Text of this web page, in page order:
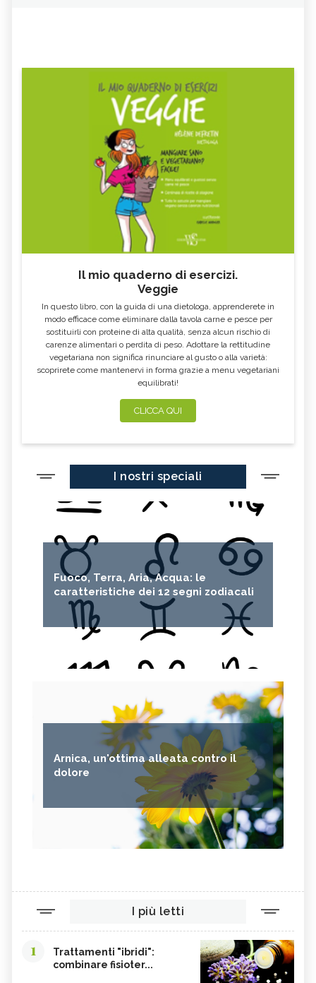
Il mio quaderno di esercizi.
Veggie
In questo libro, con la guida di una dietologa, apprenderete in
modo efficace come eliminare dalla tavola carne e pesce per
sostituirli con proteine di alta qualità, senza alcun rischio di
carenze alimentari o perdita di peso. Adottare la rettitudine
vegetariana non significa rinunciare al gusto o alla varietà:
scoprirete come mantenervi in forma grazie a menu vegetariani
equilibrati!
CLICCA QUI
I nostri speciali
Fuoco, Terra, Aria, Acqua: le
caratteristiche dei 12 segni zodiacali
Arnica, un'ottima alleata contro il
dolore
I più letti
1
Trattamenti "ibridi":
combinare fisioter...